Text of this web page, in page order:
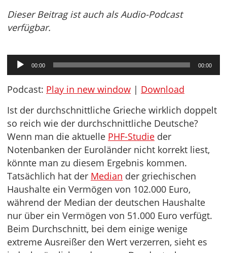
Dieser Beitrag ist auch als Audio-Podcast
verfügbar.
Audio-
Player
00:00 00:00
Podcast: Play in new window | Download
Ist der durchschnittliche Grieche wirklich doppelt
so reich wie der durchschnittliche Deutsche?
Wenn man die aktuelle PHF-Studie der
Notenbanken der Euroländer nicht korrekt liest,
könnte man zu diesem Ergebnis kommen.
Tatsächlich hat der Median der griechischen
Haushalte ein Vermögen von 102.000 Euro,
während der Median der deutschen Haushalte
nur über ein Vermögen von 51.000 Euro verfügt.
Beim Durchschnitt, bei dem einige wenige
extreme Ausreißer den Wert verzerren, sieht es